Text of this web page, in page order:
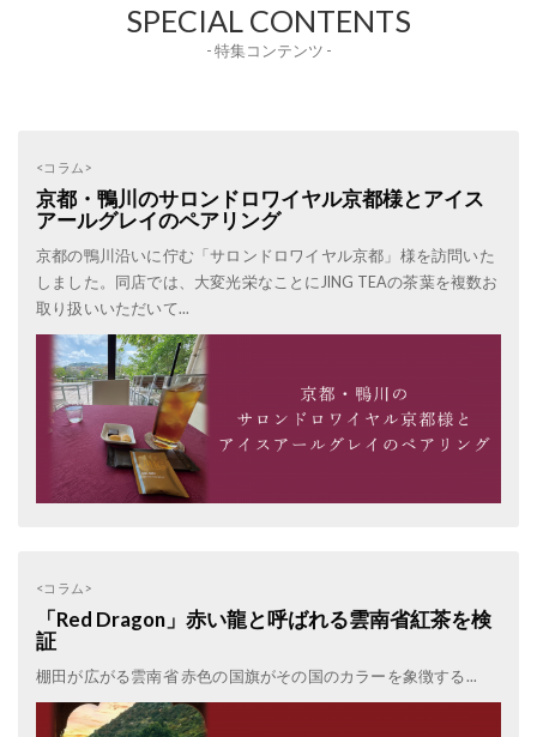
SPECIAL CONTENTS
- 特集コンテンツ -
<コラム>
京都・鴨川のサロンドロワイヤル京都様とアイス
アールグレイのペアリング
京都の鴨川沿いに佇む「サロンドロワイヤル京都」様を訪問いた
しました。同店では、大変光栄なことにJING TEAの茶葉を複数お
取り扱いいただいて...
<コラム>
「Red Dragon」赤い龍と呼ばれる雲南省紅茶を検
証
棚田が広がる雲南省 赤色の国旗がその国のカラーを象徴する...